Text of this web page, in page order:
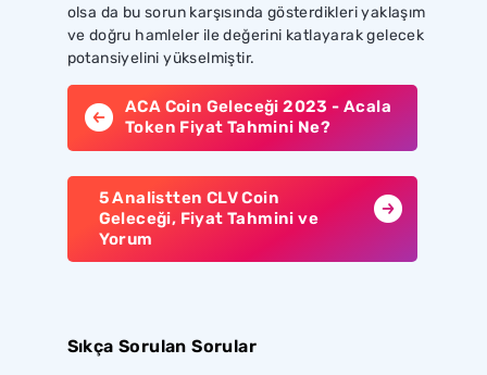
olsa da bu sorun karşısında gösterdikleri yaklaşım
ve doğru hamleler ile değerini katlayarak gelecek
potansiyelini yükselmiştir.
ACA Coin Geleceği 2023 - Acala
Token Fiyat Tahmini Ne?
5 Analistten CLV Coin
Geleceği, Fiyat Tahmini ve
Yorum
Sıkça Sorulan Sorular